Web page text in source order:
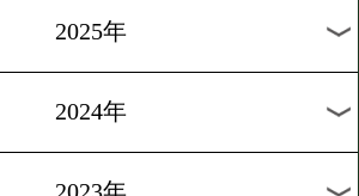
[公開練習]2015.4.20
中部に田中恒成あり
[公開練習]2015.4.19